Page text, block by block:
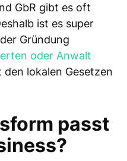
GbR gibt es oft
ist es super
Gründung
oder Anwalt
lokalen Gesetzen
passt